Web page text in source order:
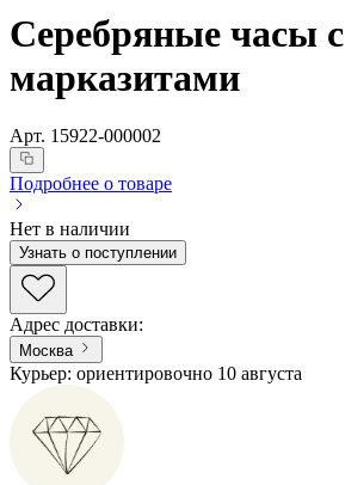
Серебряные часы с
марказитами
Арт. 15922-000002
Подробнее о товаре
Нет в наличии
Узнать о поступлении
Адрес доставки:
Москва
Курьер: ориентировочно 10 августа